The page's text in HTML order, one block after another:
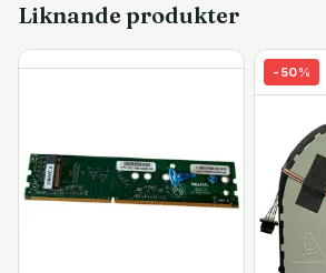
Liknande produkter
- 50%